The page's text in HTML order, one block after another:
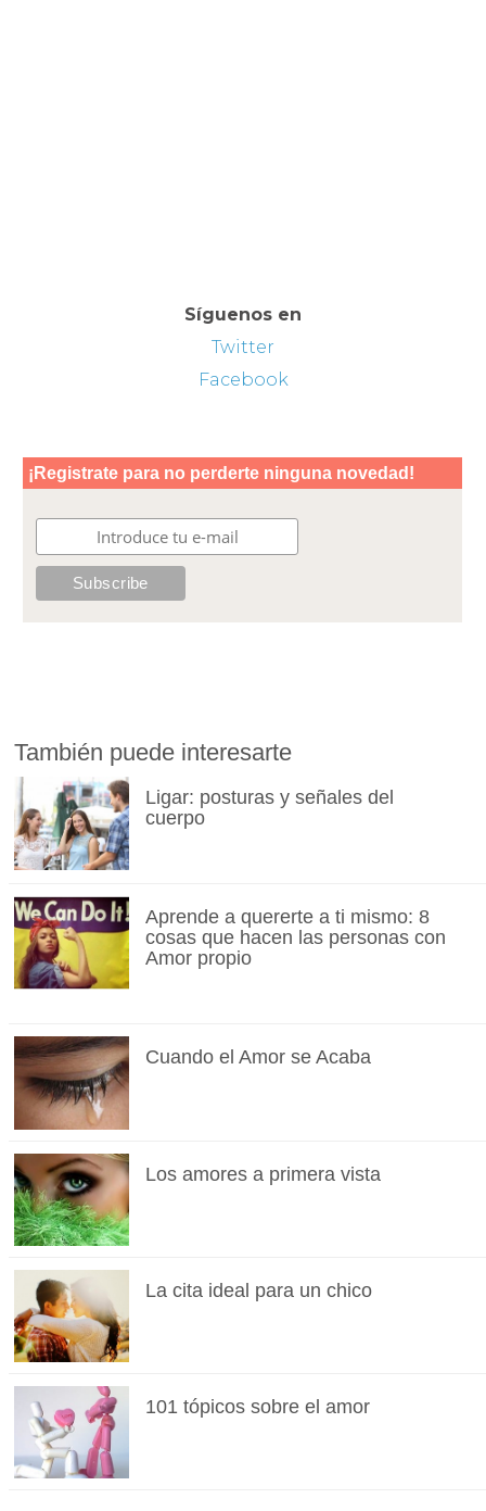
Síguenos en
Twitter
Facebook
También puede interesarte
Ligar: posturas y señales del
cuerpo
Aprende a quererte a ti mismo: 8
cosas que hacen las personas con
Amor propio
Cuando el Amor se Acaba
Los amores a primera vista
La cita ideal para un chico
101 tópicos sobre el amor